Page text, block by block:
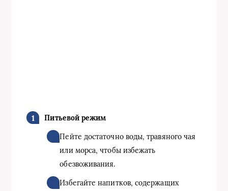
Питьевой режим
Пейте достаточно воды, травяного чая
или морса, чтобы избежать
обезвоживания.
Избегайте напитков, содержащих